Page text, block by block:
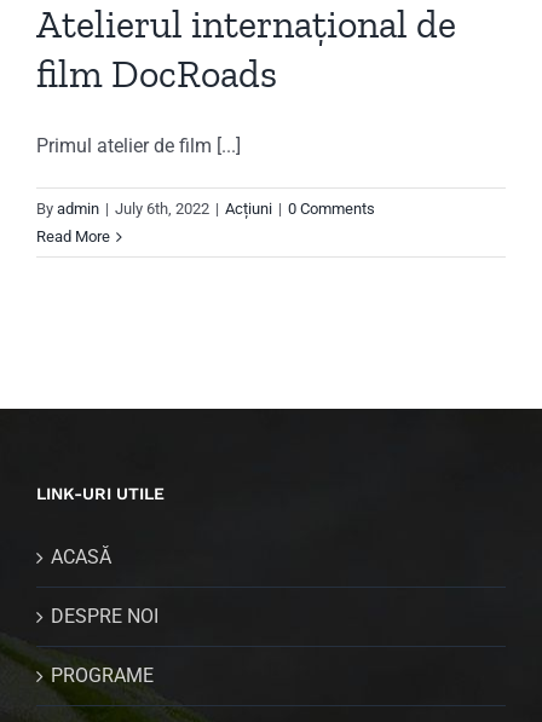
Atelierul internațional de
film DocRoads
Primul atelier de film [...]
By admin | July 6th, 2022 | Acțiuni | 0 Comments
Read More
LINK-URI UTILE
ACASĂ
DESPRE NOI
PROGRAME